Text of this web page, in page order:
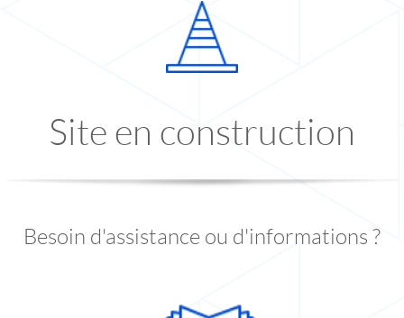
Site en construction
Besoin d'assistance ou d'informations ?